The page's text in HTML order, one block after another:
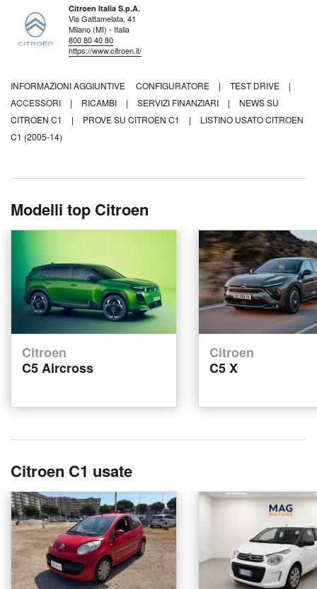
Citroen Italia S.p.A.
Via Gattamelata, 41
Milano (MI) - Italia
800 80 40 80
https://www.citroen.it/
INFORMAZIONI AGGIUNTIVE CONFIGURATORE | TEST DRIVE
|
ACCESSORI
| RICAMBI | SERVIZI FINANZIARI |
NEWS SU
CITROEN C1
| PROVE SU CITROEN C1 |
LISTINO USATO CITROEN
C1 (2005-14)
Modelli top Citroen
Citroen
C5 Aircross
Citroen
C5 X
Citroen C1 usate